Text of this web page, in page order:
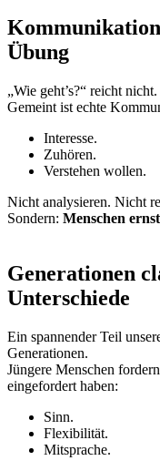
Übung
„Wie geht’s?“ reicht nicht.
Gemeint ist echte
Interesse.
Zuhören.
Verstehen wollen.
Nicht analysieren. Nicht
Sondern: Menschen
Generationen
Unterschiede
Ein spannender Teil
Generationen.
Jüngere Menschen
eingefordert haben:
Sinn.
Flexibilität.
Mitsprache.